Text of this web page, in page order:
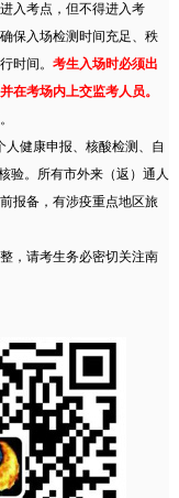
入考点，但不得进入考
保入场检测时间充足、秩
时间。 考生入场时必须出
在考场内上交监考人员。
健康申报、核酸检测、自
验。所有市外来（返）通人
报备，有涉疫重点地区旅
，请考生务必密切关注南